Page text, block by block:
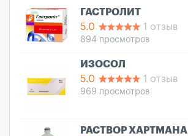
ГАСТРОЛИТ
5.0
1 отзыв
894 просмотров
ИЗОСОЛ
5.0
1 отзыв
969 просмотров
РАСТВОР ХАРТМАНА